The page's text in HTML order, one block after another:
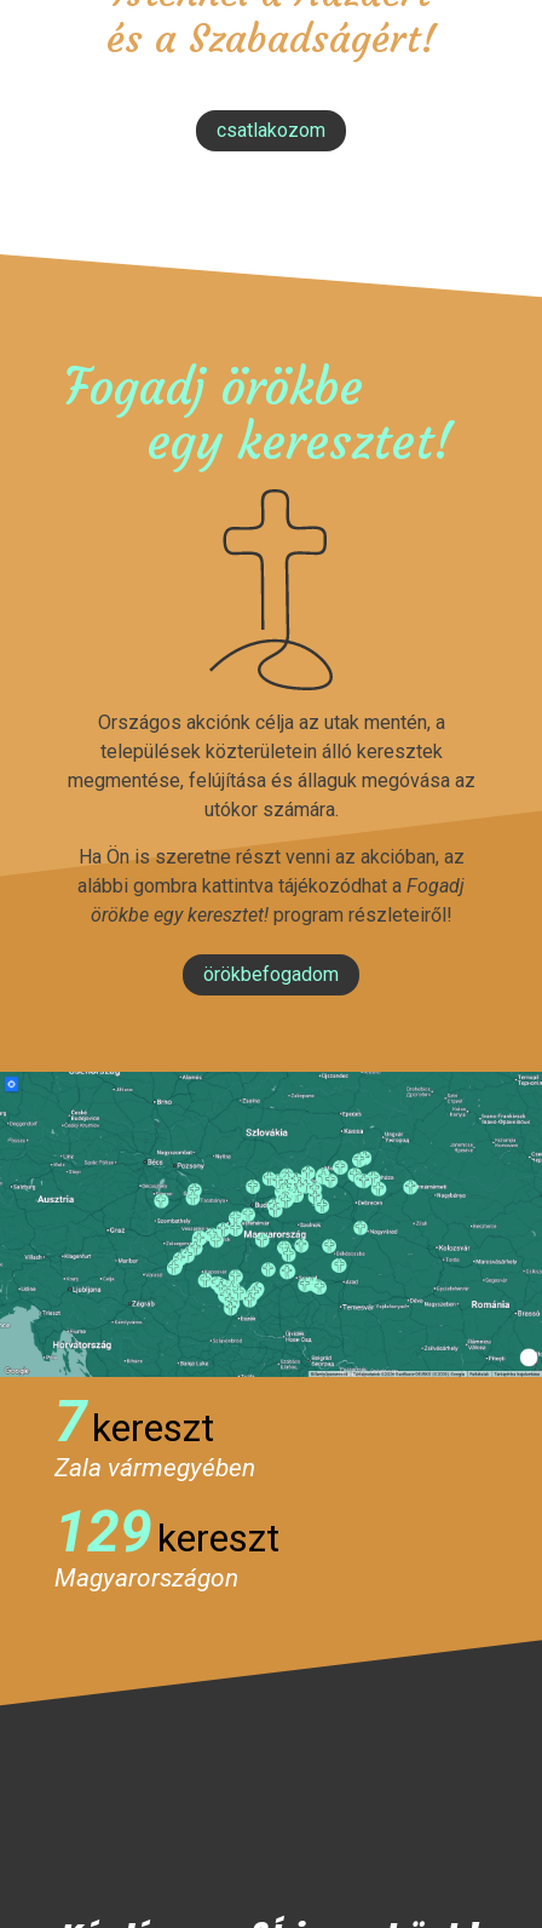
és a Szabadságért!
csatlakozom
Fogadj örökbe
egy keresztet!
Országos akciónk célja az utak mentén, a
települések közterületein álló keresztek
megmentése, felújítása és állaguk megóvása az
utókor számára.
Ha Ön is szeretne részt venni az akcióban, az
alábbi gombra kattintva tájékozódhat a Fogadj
örökbe egy keresztet!program részleteiről!
örökbefogadom
7kereszt
Zala vármegyében
129kereszt
Magyarországon